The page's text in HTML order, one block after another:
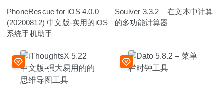
PhoneRescue for iOS 4.0.0
(20200812) 中文版-实用的iOS
系统手机助手
Soulver 3.3.2 – 在文本中计算
的多功能计算器